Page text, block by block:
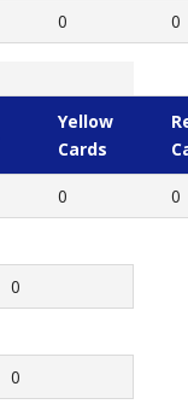
0 0
Yellow
Cards
0 0
0
0